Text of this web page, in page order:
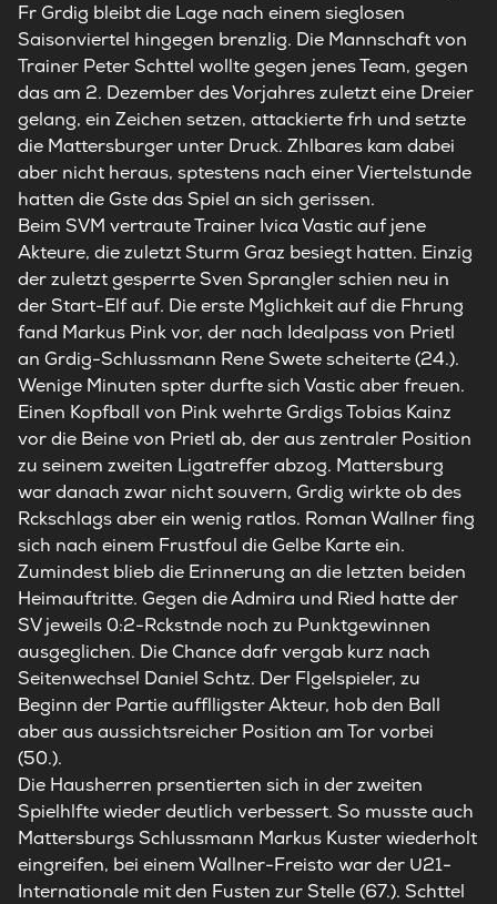
Fr Grdig bleibt die Lage nach einem sieglosen
Saisonviertel hingegen brenzlig. Die Mannschaft von
Trainer Peter Schttel wollte gegen jenes Team, gegen
das am 2. Dezember des Vorjahres zuletzt eine Dreier
gelang, ein Zeichen setzen, attackierte frh und setzte
die Mattersburger unter Druck. Zhlbares kam dabei
aber nicht heraus, sptestens nach einer Viertelstunde
hatten die Gste das Spiel an sich gerissen.
Beim SVM vertraute Trainer Ivica Vastic auf jene
Akteure, die zuletzt Sturm Graz besiegt hatten. Einzig
der zuletzt gesperrte Sven Sprangler schien neu in
der Start-Elf auf. Die erste Mglichkeit auf die Fhrung
fand Markus Pink vor, der nach Idealpass von Prietl
an Grdig-Schlussmann Rene Swete scheiterte (24.).
Wenige Minuten spter durfte sich Vastic aber freuen.
Einen Kopfball von Pink wehrte Grdigs Tobias Kainz
vor die Beine von Prietl ab, der aus zentraler Position
zu seinem zweiten Ligatreffer abzog. Mattersburg
war danach zwar nicht souvern, Grdig wirkte ob des
Rckschlags aber ein wenig ratlos. Roman Wallner fing
sich nach einem Frustfoul die Gelbe Karte ein.
Zumindest blieb die Erinnerung an die letzten beiden
Heimauftritte. Gegen die Admira und Ried hatte der
SV jeweils 0:2-Rckstnde noch zu Punktgewinnen
ausgeglichen. Die Chance dafr vergab kurz nach
Seitenwechsel Daniel Schtz. Der Flgelspieler, zu
Beginn der Partie aufflligster Akteur, hob den Ball
aber aus aussichtsreicher Position am Tor vorbei
(50.).
Die Hausherren prsentierten sich in der zweiten
Spielhlfte wieder deutlich verbessert. So musste auch
Mattersburgs Schlussmann Markus Kuster wiederholt
eingreifen, bei einem Wallner-Freisto war der U21-
Internationale mit den Fusten zur Stelle (67.). Schttel